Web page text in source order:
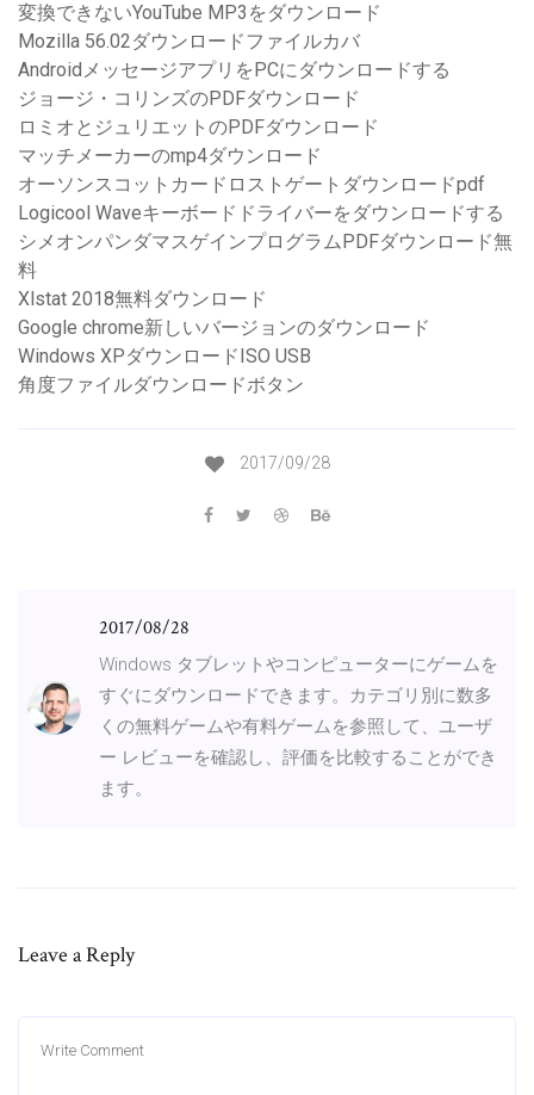
変換できないYouTube MP3をダウンロード
Mozilla 56.02ダウンロードファイルカバ
AndroidメッセージアプリをPCにダウンロードする
ジョージ・コリンズのPDFダウンロード
ロミオとジュリエットのPDFダウンロード
マッチメーカーのmp4ダウンロード
オーソンスコットカードロストゲートダウンロードpdf
Logicool Waveキーボードドライバーをダウンロードする
シメオンパンダマスゲインプログラムPDFダウンロード無
料
Xlstat 2018無料ダウンロード
Google chrome新しいバージョンのダウンロード
Windows XPダウンロードISO USB
角度ファイルダウンロードボタン
2017/09/28
2017/08/28
Windows タブレットやコンピューターにゲームを
すぐにダウンロードできます。カテゴリ別に数多
くの無料ゲームや有料ゲームを参照して、ユーザ
ー レビューを確認し、評価を比較することができ
ます。
Leave a Reply